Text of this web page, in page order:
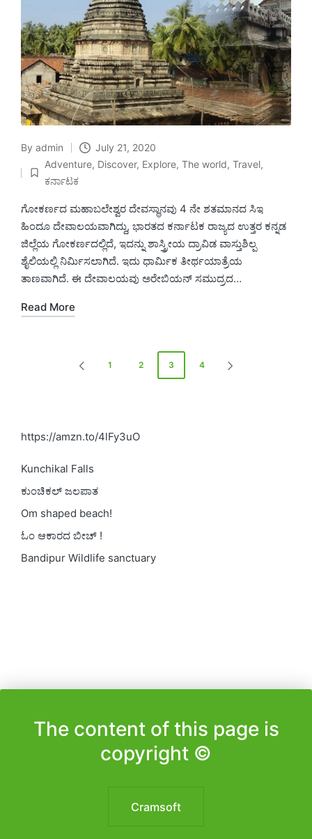
Posted
by
By admin July 21, 2020
Posted
Adventure, Discover, Explore,The world,Travel,
ಕರ್ನಾಟಕ
ಗೋಕರ್ಣದ ಮಹಾಬಲೇಶ್ವರ ದೇವಸ್ಥಾನವು 4 ನೇ ಶತಮಾನದ ಸಿಇ
ಹಿಂದೂ ದೇವಾಲಯವಾಗಿದ್ದು, ಭಾರತದ ಕರ್ನಾಟಕ ರಾಜ್ಯದ ಉತ್ತರ ಕನ್ನಡ
ಜಿಲ್ಲೆಯ ಗೋಕರ್ಣದಲ್ಲಿದೆ, ಇದನ್ನು ಶಾಸ್ತ್ರೀಯ ದ್ರಾವಿಡ ವಾಸ್ತುಶಿಲ್ಪ
ಶೈಲಿಯಲ್ಲಿ ನಿರ್ಮಿಸಲಾಗಿದೆ. ಇದು ಧಾರ್ಮಿಕ ತೀರ್ಥಯಾತ್ರೆಯ
ತಾಣವಾಗಿದೆ. ಈ ದೇವಾಲಯವು ಅರೇಬಿಯನ್ ಸಮುದ್ರದ…
Read More
PREVIOUS
1 2 3 4
https://amzn.to/4lFy3uO
Kunchikal Falls
ಕುಂಚಿಕಲ್ ಜಲಪಾತ
Om shaped beach!
ಓಂ ಆಕಾರದ ಬೀಚ್ !
Bandipur Wildlife sanctuary
The content of this page is
copyright ©️
Cramsoft